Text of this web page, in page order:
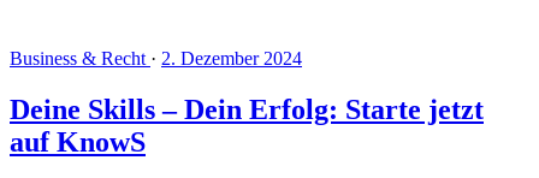
Business & Recht · 2. Dezember 2024
Deine Skills – Dein Erfolg: Starte jetzt
auf KnowS